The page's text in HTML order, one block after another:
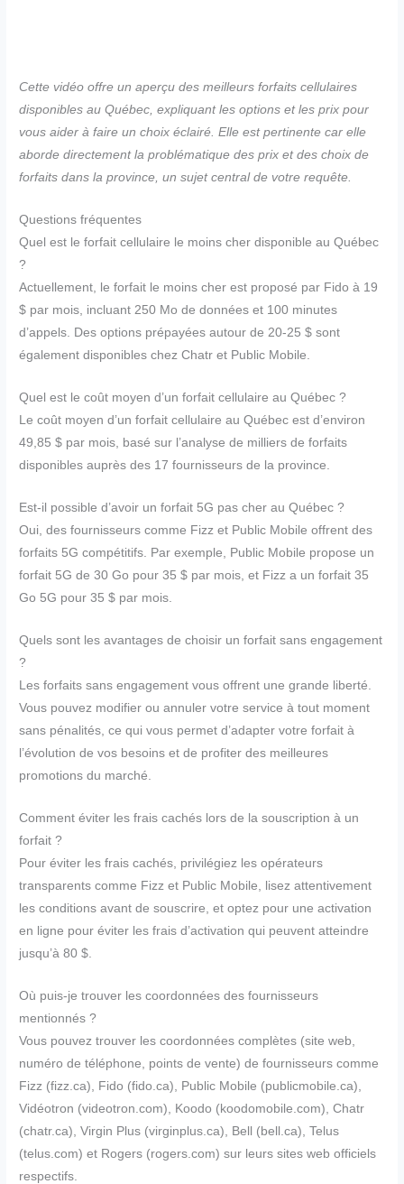
Cette vidéo offre un aperçu des meilleurs forfaits cellulaires
disponibles au Québec, expliquant les options et les prix pour
vous aider à faire un choix éclairé. Elle est pertinente car elle
aborde directement la problématique des prix et des choix de
forfaits dans la province, un sujet central de votre requête.
Questions fréquentes
Quel est le forfait cellulaire le moins cher disponible au Québec
?
Actuellement, le forfait le moins cher est proposé par Fido à 19
$ par mois, incluant 250 Mo de données et 100 minutes
d’appels. Des options prépayées autour de 20-25 $ sont
également disponibles chez Chatr et Public Mobile.
Quel est le coût moyen d’un forfait cellulaire au Québec ?
Le coût moyen d’un forfait cellulaire au Québec est d’environ
49,85 $ par mois, basé sur l’analyse de milliers de forfaits
disponibles auprès des 17 fournisseurs de la province.
Est-il possible d’avoir un forfait 5G pas cher au Québec ?
Oui, des fournisseurs comme Fizz et Public Mobile offrent des
forfaits 5G compétitifs. Par exemple, Public Mobile propose un
forfait 5G de 30 Go pour 35 $ par mois, et Fizz a un forfait 35
Go 5G pour 35 $ par mois.
Quels sont les avantages de choisir un forfait sans engagement
?
Les forfaits sans engagement vous offrent une grande liberté.
Vous pouvez modifier ou annuler votre service à tout moment
sans pénalités, ce qui vous permet d’adapter votre forfait à
l’évolution de vos besoins et de profiter des meilleures
promotions du marché.
Comment éviter les frais cachés lors de la souscription à un
forfait ?
Pour éviter les frais cachés, privilégiez les opérateurs
transparents comme Fizz et Public Mobile, lisez attentivement
les conditions avant de souscrire, et optez pour une activation
en ligne pour éviter les frais d’activation qui peuvent atteindre
jusqu’à 80 $.
Où puis-je trouver les coordonnées des fournisseurs
mentionnés ?
Vous pouvez trouver les coordonnées complètes (site web,
numéro de téléphone, points de vente) de fournisseurs comme
Fizz (fizz.ca), Fido (fido.ca), Public Mobile (publicmobile.ca),
Vidéotron (videotron.com), Koodo (koodomobile.com), Chatr
(chatr.ca), Virgin Plus (virginplus.ca), Bell (bell.ca), Telus
(telus.com) et Rogers (rogers.com) sur leurs sites web officiels
respectifs.